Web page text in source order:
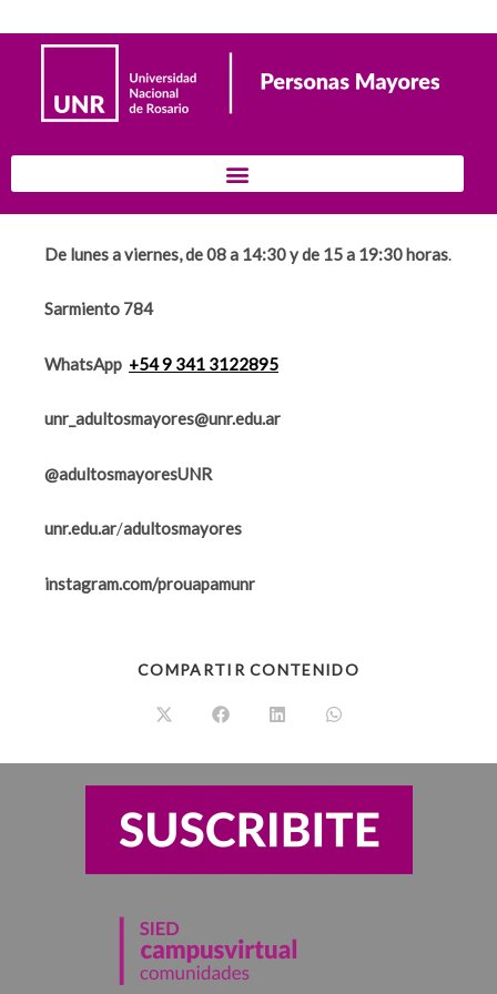
De lunes a viernes, de 08 a 14:30 y de 15 a 19:30 horas
Sarmiento 784
WhatsApp +54 9 341 3122895
unr_adultosmayores@unr.edu.ar
@adultosmayoresUNR
unr.edu.ar/adultosmayores
instagram.com/prouapamunr
COMPARTIR CONTENIDO